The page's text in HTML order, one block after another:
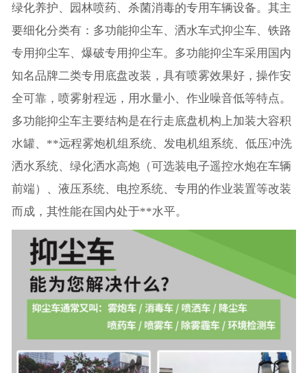
绿化养护、园林喷药、杀菌消毒的专用车辆设备。其主
要细化分类有：多功能抑尘车、洒水车式抑尘车、铁路
专用抑尘车、爆破专用抑尘车。多功能抑尘车采用国内
知名品牌二类专用底盘改装，具有喷雾效果好，操作安
全可靠，喷雾射程远，用水量小、作业噪音低等特点。
多功能抑尘车主要结构是在行走底盘机构上加装大容积
水罐、**远程雾炮机组系统、发电机组系统、低压冲洗
洒水系统、绿化洒水高炮（可选装电子遥控水炮在车辆
前端）、液压系统、电控系统、专用的作业装置等改装
而成，其性能在国内处于**水平。